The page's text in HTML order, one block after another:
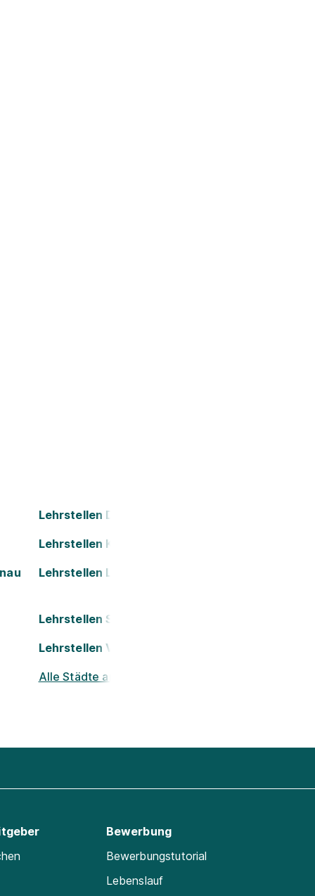
Lehrstellen Dornbirn
Lehrstellen Kapfenberg
Lehrstellen Leoben
Lehrstellen Salzburg
Lehrstellen Villach
Alle Städte ansehen
Bewerbung
Bewerbungstutorial
Lebenslauf